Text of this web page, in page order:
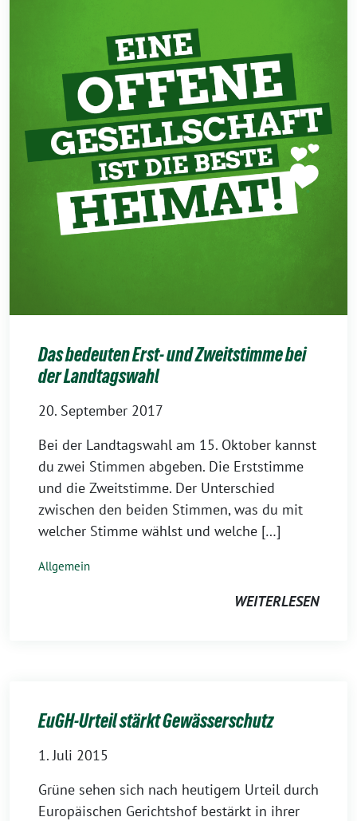
Das bedeuten Erst- und Zweitstimme bei
der Landtagswahl
20. September 2017
Bei der Landtagswahl am 15. Oktober kannst
du zwei Stimmen abgeben. Die Erststimme
und die Zweitstimme. Der Unterschied
zwischen den beiden Stimmen, was du mit
welcher Stimme wählst und welche […]
Allgemein
WEITERLESEN
EuGH-Urteil stärkt Gewässerschutz
1. Juli 2015
Grüne sehen sich nach heutigem Urteil durch
Europäischen Gerichtshof bestärkt in ihrer